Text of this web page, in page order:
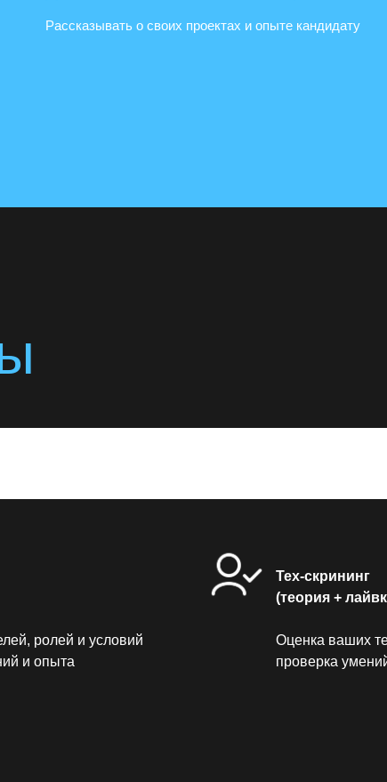
Рассказывать о своих проектах и опыте кандидату
ролей и условий
и опыта
Тех-скрининг
(теория +
Оценка ваших
проверка